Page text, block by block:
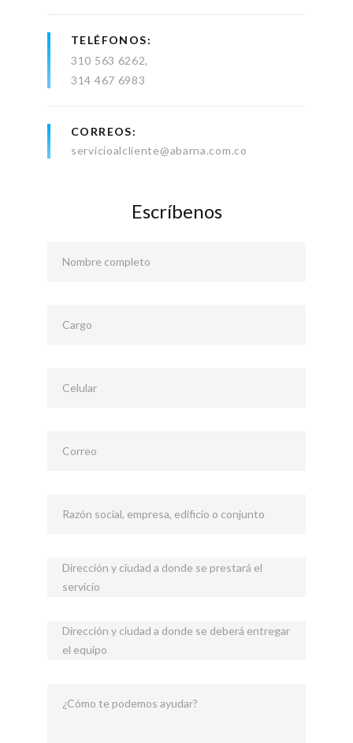
TELÉFONOS
310 563 6262
314 467 6983
CORREOS
servicioalcliente@abarna.com.co
Escríbenos
Nombre completo
Cargo
Celular
Correo
Razón social, empresa, edificio o conjunto
Dirección y ciudad a donde se prestará el
servicio
Dirección y ciudad a donde se deberá entregar
el equipo
¿Cómo te podemos ayudar?